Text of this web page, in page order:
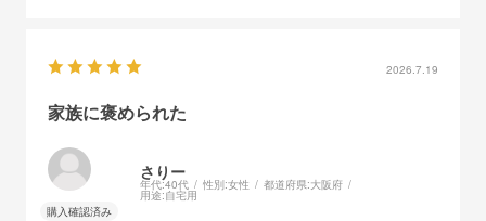
2026.7.19
家族に褒められた
さりー
年代:40代 性別:女性 都道府県:大阪府
用途:自宅用